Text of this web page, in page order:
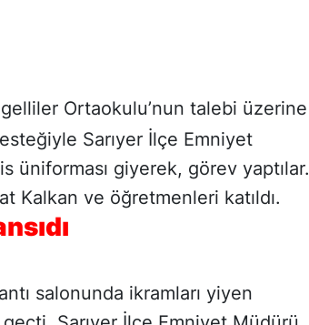
Ortaokulu’nun talebi üzerine
Sarıyer İlçe Emniyet
üniforması giyerek, görev yaptılar.
Kalkan ve öğretmenleri katıldı.
salonunda ikramları yiyen